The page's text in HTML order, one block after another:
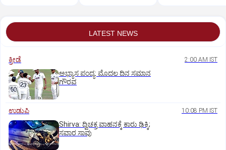
LATEST NEWS
ಕ್ರೀಡೆ 2:00 AM IST
ಅಭ್ಯಾಸ ಪಂದ್ಯ: ಮೊದಲ ದಿನ ಸಮಾನ
ಗೌರವ
ಉಡುಪಿ 10:08 PM IST
Shirva: ದ್ವಿಚಕ್ರ ವಾಹನಕ್ಕೆ ಕಾರು ಢಿಕ್ಕಿ;
ಸವಾರ ಸಾವು